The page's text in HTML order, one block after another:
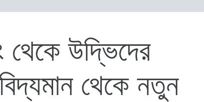
থেকে উদ্ভিদের
থেকে নতুন